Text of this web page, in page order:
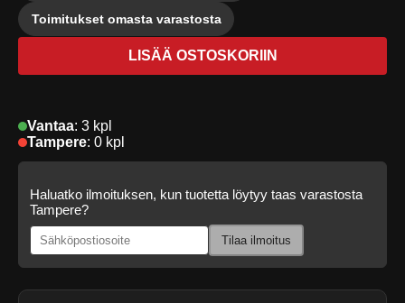
Toimitukset omasta varastosta
LISÄÄ OSTOSKORIIN
Vantaa: 3 kpl
Tampere: 0 kpl
Haluatko ilmoituksen, kun tuotetta löytyy taas varastosta
Tampere?
Tilaa ilmoitus